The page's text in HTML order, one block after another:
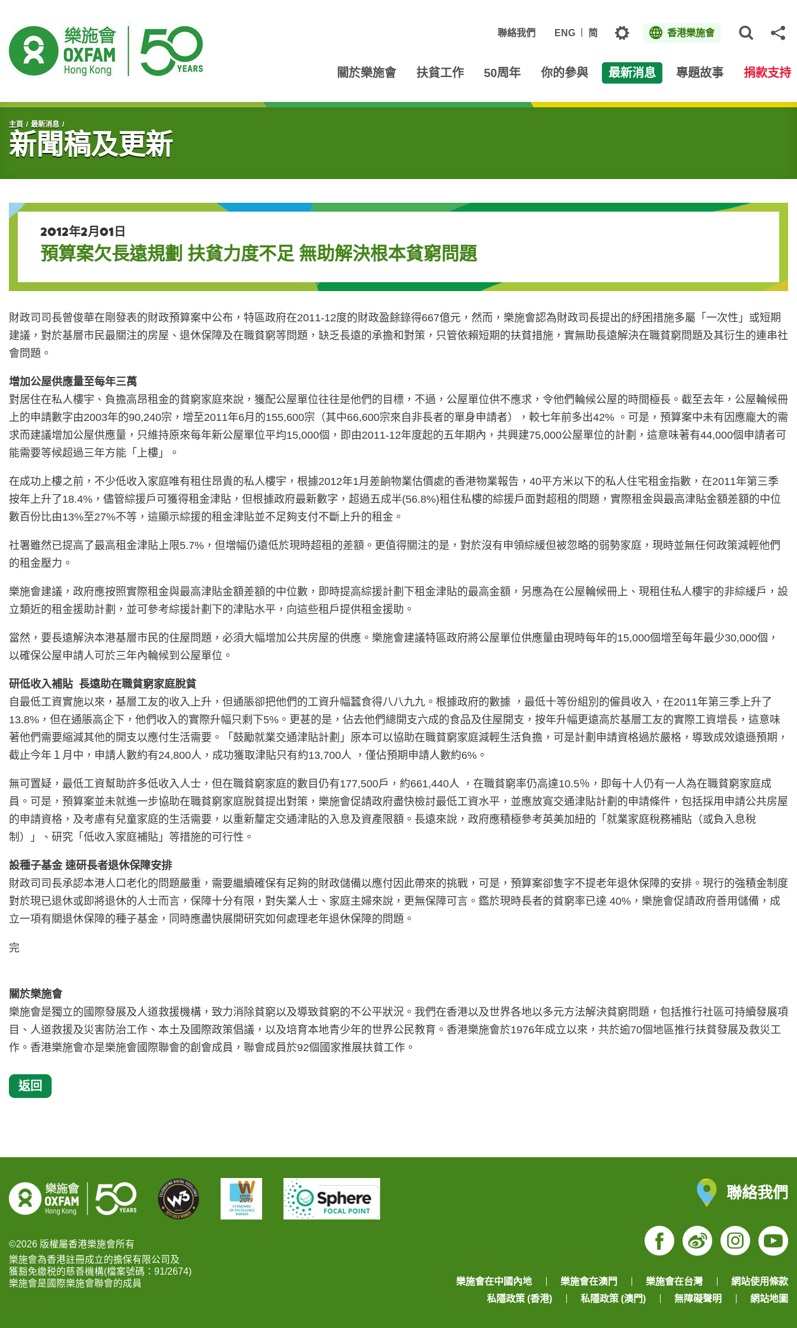
聯絡我們 ENG 简 主題 香港樂施會
關於樂施會 扶貧工作 50周年 你的參與 最新消息 專題故事 捐款支持
開始主要內容
主頁 最新消息
新聞稿及更新
2012年2月01日
預算案欠長遠規劃 扶貧力度不足 無助解決根本貧窮問題
財政司司長曾俊華在剛發表的財政預算案中公布，特區政府在2011-12度的財政盈餘錄得667億元，然而，樂施會認為財政司長提出的紓困措施多屬「一次性」或短期
建議，對於基層市民最關注的房屋、退休保障及在職貧窮等問題，缺乏長遠的承擔和對策，只管依賴短期的扶貧措施，實無助長遠解決在職貧窮問題及其衍生的連串社
會問題。
增加公屋供應量至每年三萬
對居住在私人樓宇、負擔高昂租金的貧窮家庭來說，獲配公屋單位往往是他們的目標，不過，公屋單位供不應求，令他們輪候公屋的時間極長。截至去年，公屋輪候冊
上的申請數字由2003年的90,240宗，增至2011年6月的155,600宗（其中66,600宗來自非長者的單身申請者），較七年前多出42% 。可是，預算案中未有因應龐大的需
求而建議增加公屋供應量，只維持原來每年新公屋單位平均15,000個，即由2011-12年度起的五年期內，共興建75,000公屋單位的計劃，這意味著有44,000個申請者可
能需要等候超過三年方能「上樓」。
在成功上樓之前，不少低收入家庭唯有租住昂貴的私人樓宇，根據2012年1月差餉物業估價處的香港物業報告，40平方米以下的私人住宅租金指數，在2011年第三季
按年上升了18.4%，儘管綜援戶可獲得租金津貼，但根據政府最新數字，超過五成半(56.8%)租住私樓的綜援戶面對超租的問題，實際租金與最高津貼金額差額的中位
數百份比由13%至27%不等，這顯示綜援的租金津貼並不足夠支付不斷上升的租金。
社署雖然已提高了最高租金津貼上限5.7%，但増幅仍遠低於現時超租的差額。更值得關注的是，對於沒有申領綜緩但被忽略的弱勢家庭，現時並無任何政策減輕他們
的租金壓力。
樂施會建議，政府應按照實際租金與最高津貼金額差額的中位數，即時提高綜援計劃下租金津貼的最高金額，另應為在公屋輪候冊上、現租住私人樓宇的非綜緩戶，設
立類近的租金援助計劃，並可參考綜援計劃下的津貼水平，向這些租戶提供租金援助。
當然，要長遠解決本港基層市民的住屋問題，必須大幅增加公共房屋的供應。樂施會建議特區政府將公屋單位供應量由現時每年的15,000個增至每年最少30,000個，
以確保公屋申請人可於三年內輪候到公屋單位。
研低收入補貼 長遠助在職貧窮家庭脫貧
自最低工資實施以來，基層工友的收入上升，但通脹卻把他們的工資升幅蠶食得八八九九。根據政府的數據 ，最低十等份組別的僱員收入，在2011年第三季上升了
13.8%，但在通脹高企下，他們收入的實際升幅只剩下5%。更甚的是，佔去他們總開支六成的食品及住屋開支，按年升幅更遠高於基層工友的實際工資增長，這意味
著他們需要縮減其他的開支以應付生活需要。「鼓勵就業交通津貼計劃」原本可以協助在職貧窮家庭減輕生活負擔，可是計劃申請資格過於嚴格，導致成效遠遜預期，
截止今年１月中，申請人數約有24,800人，成功獲取津貼只有約13,700人 ，僅佔預期申請人數約6%。
無可置疑，最低工資幫助許多低收入人士，但在職貧窮家庭的數目仍有177,500戶，約661,440人 ，在職貧窮率仍高達10.5％，即每十人仍有一人為在職貧窮家庭成
員。可是，預算案並未就進一步協助在職貧窮家庭脫貧提出對策，樂施會促請政府盡快檢討最低工資水平，並應放寬交通津貼計劃的申請條件，包括採用申請公共房屋
的申請資格，及考慮有兒童家庭的生活需要，以重新釐定交通津貼的入息及資產限額。長遠來說，政府應積極參考英美加紐的「就業家庭稅務補貼（或負入息稅
制）」、研究「低收入家庭補貼」等措施的可行性。
設種子基金 速研長者退休保障安排
財政司司長承認本港人口老化的問題嚴重，需要繼續確保有足夠的財政儲備以應付因此帶來的挑戰，可是，預算案卻隻字不提老年退休保障的安排。現行的強積金制度
對於現已退休或即將退休的人士而言，保障十分有限，對失業人士、家庭主婦來說，更無保障可言。鑑於現時長者的貧窮率已達 40%，樂施會促請政府善用儲備，成
立一項有關退休保障的種子基金，同時應盡快展開研究如何處理老年退休保障的問題。
完
關於樂施會
樂施會是獨立的國際發展及人道救援機構，致力消除貧窮以及導致貧窮的不公平狀況。我們在香港以及世界各地以多元方法解決貧窮問題，包括推行社區可持續發展項
目、人道救援及災害防治工作、本土及國際政策倡議，以及培育本地青少年的世界公民教育。香港樂施會於1976年成立以來，共於逾70個地區推行扶貧發展及救災工
作。香港樂施會亦是樂施會國際聯會的創會成員，聯會成員於92個國家推展扶貧工作。
返回
©2026 版權屬香港樂施會所有
樂施會為香港註冊成立的擔保有限公司及
獲豁免繳税的慈善機構(檔案號碼：91/2674)
樂施會是國際樂施會聯會的成員
聯絡我們
Facebook
Weibo
樂施會在中國內地 樂施會在澳門 樂施會在台灣
網站使用條款
私隱政策 (香港)
私隱政策 (澳門) 無障礙聲明 網站地圖